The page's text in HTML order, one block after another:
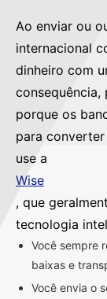
Ao enviar ou
internacional
dinheiro com
porque os
para
use a
Wise
, que
tecnologia
Você sempre
baixas e
Você envia o